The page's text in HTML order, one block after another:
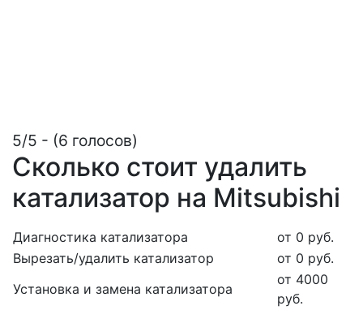
5/5 - (6 голосов)
Сколько стоит удалить
катализатор на Mitsubishi
Диагностика катализатора
от 0 руб.
Вырезать/удалить катализатор
от 0 руб.
Установка и замена катализатора
от 4000
руб.